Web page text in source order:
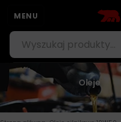
MENU
Oleje